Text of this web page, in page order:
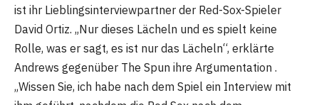
ist ihr Lieblingsinterviewpartner der Red-Sox-Spieler
David Ortiz. „Nur dieses Lächeln und es spielt keine
Rolle, was er sagt, es ist nur das Lächeln“, erklärte
Andrews gegenüber The Spun ihre Argumentation .
„Wissen Sie, ich habe nach dem Spiel ein Interview mit